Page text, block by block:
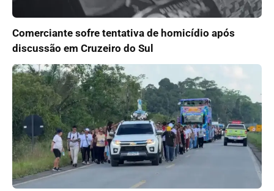
Comerciante sofre tentativa de homicídio após
discussão em Cruzeiro do Sul